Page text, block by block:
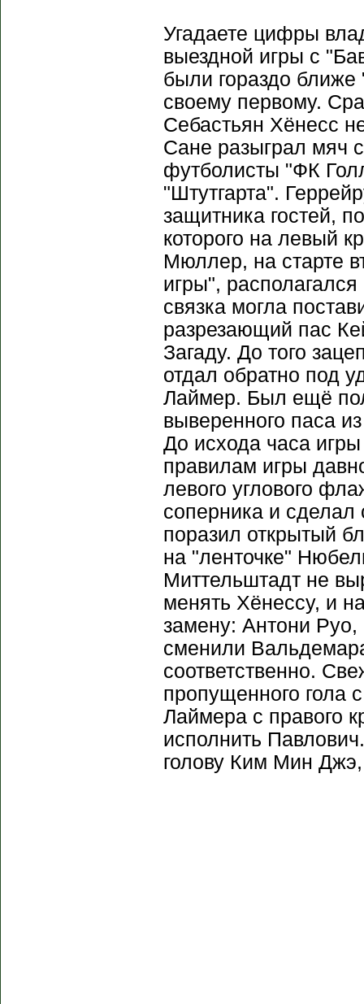
Угадаете цифры
выездной игры с
были гораздо ближе
своему первому.
Себастьян Хёнесс
Сане разыграл мяч
футболисты "ФК
"Штутгарта".
защитника гостей,
которого на левый
Мюллер, на старте
игры",
связка могла
разрезающий пас
Загаду. До того
отдал обратно под
Лаймер. Был ещё
выверенного паса
До исхода часа
правилам игры
левого углового
соперника и сделал
поразил открытый
на "ленточке"
Миттельштадт не
менять Хёнессу, и
замену: Антони
сменили
соответственно.
пропущенного гола
Лаймера с правого
исполнить
голову Ким Мин Джэ,